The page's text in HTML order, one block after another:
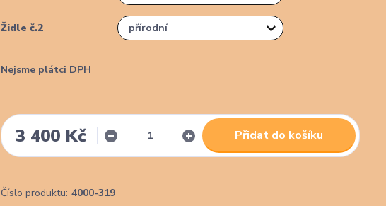
Židle č.2
Nejsme plátci DPH
3 400 Kč Přidat do košíku
Číslo produktu: 4000-319